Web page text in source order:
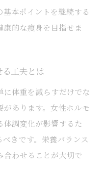
を両立する秘訣
係を医学的に解説
にどう影響するか
すぎの落とし穴とは
目指す注意点
き方改革
本ポイントを継続する
康的な痩身を目指せま
工夫とは
体重を減らすだけでな
があります。女性ホルモ
体調変化が影響するた
きです。栄養バランス
合わせることが大切で